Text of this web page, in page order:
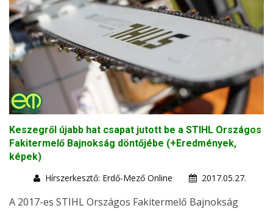
Keszegről újabb hat csapat jutott be a STIHL Országos
Fakitermelő Bajnokság döntőjébe (+Eredmények,
képek)
Hírszerkesztő: Erdő-Mező Online
2017.05.27.
A 2017-es STIHL Országos Fakitermelő Bajnokság